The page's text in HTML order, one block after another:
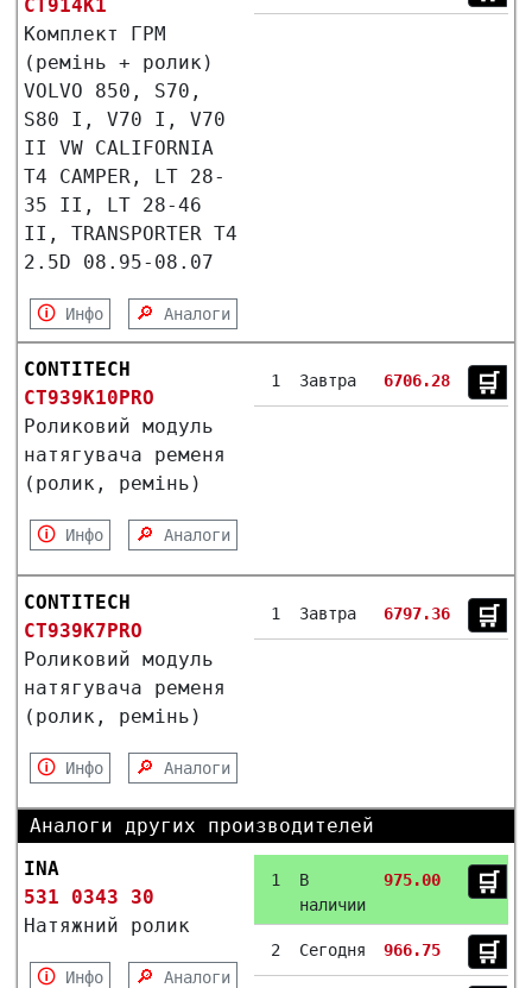
CT914K1
Комплект ГРМ
(ремінь + ролик)
VOLVO 850, S70,
S80 I, V70 I, V70
II VW CALIFORNIA
T4 CAMPER, LT 28-
35 II, LT 28-46
II, TRANSPORTER T4
2.5D 08.95-08.07
🛈Инфо 🔎 Аналоги
CONTITECH
CT939K10PRO
Роликовий модуль
натягувача ременя
(ролик, ремінь)
🛈Инфо 🔎 Аналоги
1 Завтра 6706.28 🛒︎
CONTITECH
CT939K7PRO
Роликовий модуль
натягувача ременя
(ролик, ремінь)
🛈Инфо 🔎 Аналоги
1 Завтра 6797.36 🛒︎
Аналоги других производителей
INA
531 0343 30
Натяжний ролик
🛈Инфо 🔎 Аналоги
1
В
наличии
975.00 🛒︎
2 Сегодня 966.75 🛒︎